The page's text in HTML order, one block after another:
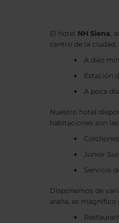
El hotel NH Siena,
centro de la
A diez
Estación
A poca
Nuestro hotel
habitaciones son
Junior
Servicio
Disponemos de
araña, es magnífico